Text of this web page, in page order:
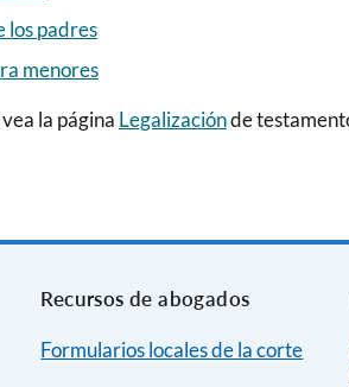
los padres
menores
la página Legalizaciónde
Recursos de abogados
Formularios locales de la corte